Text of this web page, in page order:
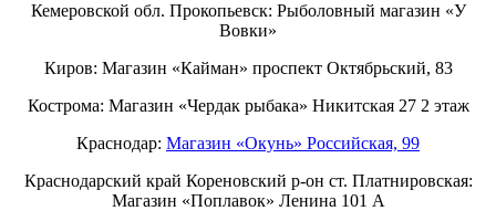
Кемеровской обл. Прокопьевск: Рыболовный магазин «У
Вовки»
Киров: Магазин «Кайман» проспект Октябрьский, 83
Кострома: Магазин «Чердак рыбака» Никитская 27 2 этаж
Краснодар: Магазин «Окунь» Российская, 99
Краснодарский край Кореновский р-он ст. Платнировская:
Магазин «Поплавок» Ленина 101 А